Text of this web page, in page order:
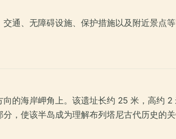
通、无障碍设施、保护措施以及附近景点
的海岸岬角上。该遗址长约 25 米，高约 2
，使该半岛成为理解布列塔尼古代历史的